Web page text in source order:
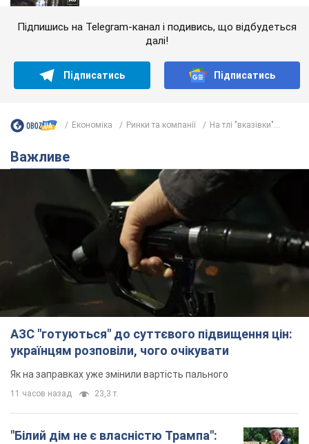
Підпишись на Telegram-канал і подивись, що відбудеться
далі!
Підписатись Підписатись
Економіка Ринки та компанії На тлі "вказівки"...
Важливе
АЗС "готуються" до суттєвого підвищення цін:
українцям розповіли, чого очікувати
Як на заправках уже змінили вартість пального
11 часов назад 23,3 т.
"Білий дім не є власністю Трампа":